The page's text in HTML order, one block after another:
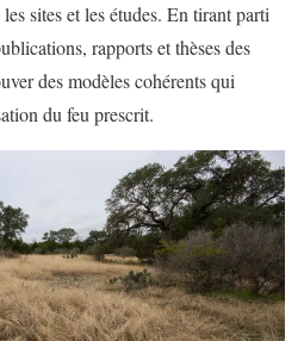
sites et les études. En tirant parti
rapports et thèses des
des modèles cohérents qui
du feu prescrit.